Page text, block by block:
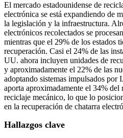
El mercado estadounidense de
electrónica se está expandiendo de
la legislación y la infraestructura.
electrónicos recolectados se
mientras que el 29% de los estados
recuperación. Casi el 24% de las
UU. ahora incluyen unidades de
y aproximadamente el 22% de las
adoptando sistemas impulsados ​​por
aporta aproximadamente el 34%
reciclaje mecánico, lo que lo
en la recuperación de chatarra
Hallazgos clave